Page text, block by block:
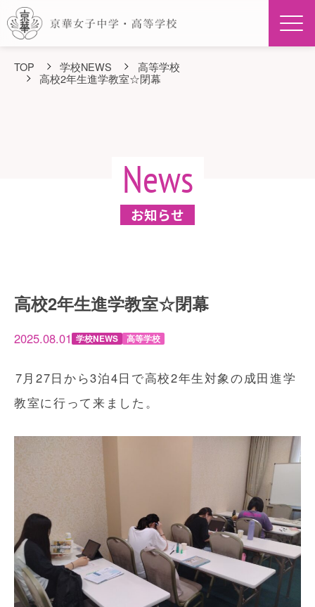
TOP 学校NEWS
高等学校
高校2年生進学教室☆閉幕
News
お知らせ
高校2年生進学教室☆閉幕
2025.08.01 学校NEWS 高等学校
7月27日から3泊4日で高校2年生対象の成田進学
教室に行って来ました。